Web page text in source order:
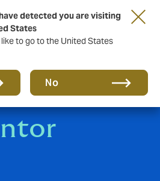
detected you are visiting
States
to go to the United States
No
för en ny era. Lär dig mer